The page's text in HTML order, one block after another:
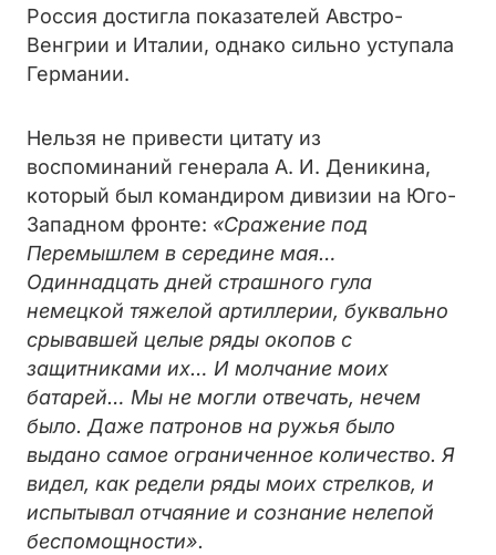
Россия достигла показателей Австро-
Венгрии и Италии, однако сильно уступала
Германии.
Нельзя не привести цитату из
воспоминаний генерала А. И. Деникина,
который был командиром дивизии на Юго-
Западном фронте: «Сражение под
Перемышлем в середине мая…
Одиннадцать дней страшного гула
немецкой тяжелой артиллерии, буквально
срывавшей целые ряды окопов с
защитниками их… И молчание моих
батарей… Мы не могли отвечать, нечем
было. Даже патронов на ружья было
выдано самое ограниченное количество. Я
видел, как редели ряды моих стрелков, и
испытывал отчаяние и сознание нелепой
беспомощности».